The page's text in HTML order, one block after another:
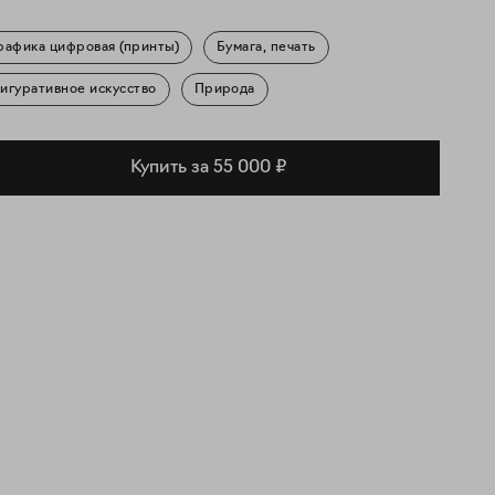
цифровая (принты) Бумага, печать
искусство Природа
Купить за 55 000 ₽